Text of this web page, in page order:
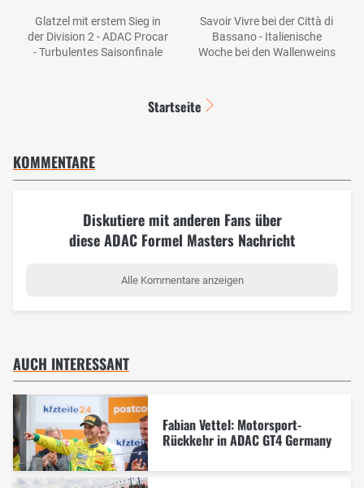
Glatzel mit erstem Sieg in
der Division 2 - ADAC Procar
- Turbulentes Saisonfinale
Savoir Vivre bei der Città di
Bassano - Italienische
Woche bei den Wallenweins
Startseite
KOMMENTARE
Diskutiere mit anderen Fans über
diese ADAC Formel Masters Nachricht
Alle Kommentare anzeigen
AUCH INTERESSANT
Fabian Vettel: Motorsport-
Rückkehr in ADAC GT4 Germany